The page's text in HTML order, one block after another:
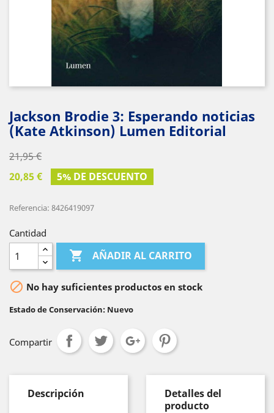
Jackson Brodie 3: Esperando noticias
(Kate Atkinson) Lumen Editorial
21,95 €
20,85 €
5% DE DESCUENTO
Referencia: 8426419097
Cantidad
 AÑADIR AL CARRITO
 No hay suficientes productos en stock
Estado de Conservación: Nuevo
Compartir
Descripción
Detalles del
producto